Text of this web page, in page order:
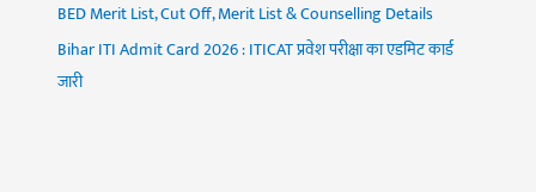
BED Merit List, Cut Off, Merit List & Counselling Details
Bihar ITI Admit Card 2026 : ITICAT प्रवेश परीक्षा का एडमिट कार्ड
जारी